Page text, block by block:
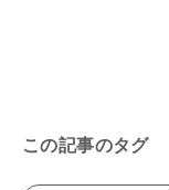
この記事のタグ